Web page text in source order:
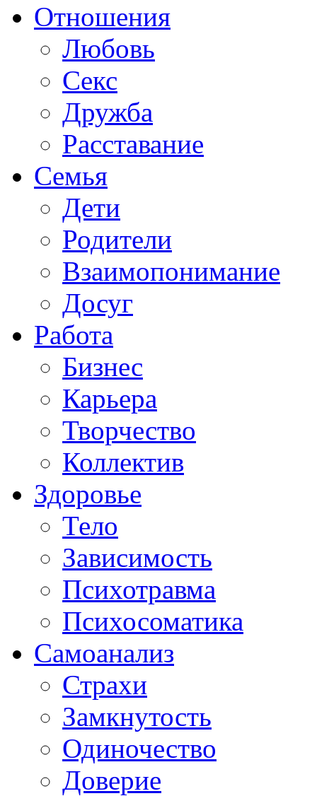
Отношения
Любовь
Секс
Дружба
Расставание
Семья
Дети
Родители
Взаимопонимание
Досуг
Работа
Бизнес
Карьера
Творчество
Коллектив
Здоровье
Тело
Зависимость
Психотравма
Психосоматика
Самоанализ
Страхи
Замкнутость
Одиночество
Доверие